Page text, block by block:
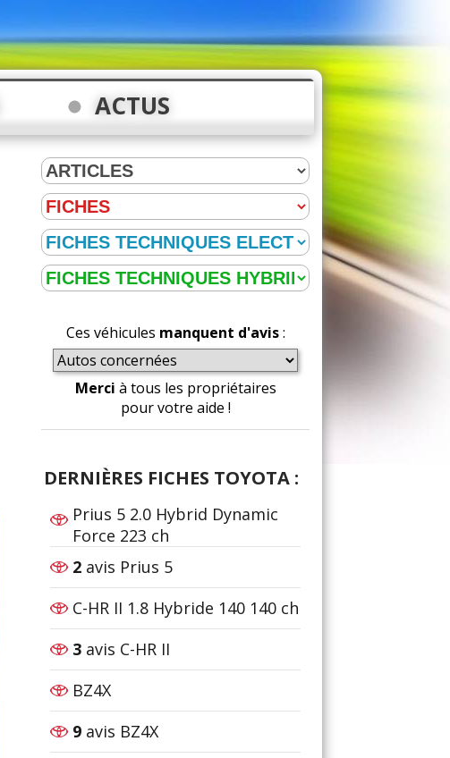
ACTUS
Ces véhicules manquent d'avis:
Merci à tous les propriétaires
pour votre aide !
DERNIÈRES FICHES TOYOTA :
Prius 5 2.0 Hybrid Dynamic
Force 223 ch
2 avis Prius 5
C-HR II 1.8 Hybride 140 140 ch
3 avis C-HR II
BZ4X
9 avis BZ4X